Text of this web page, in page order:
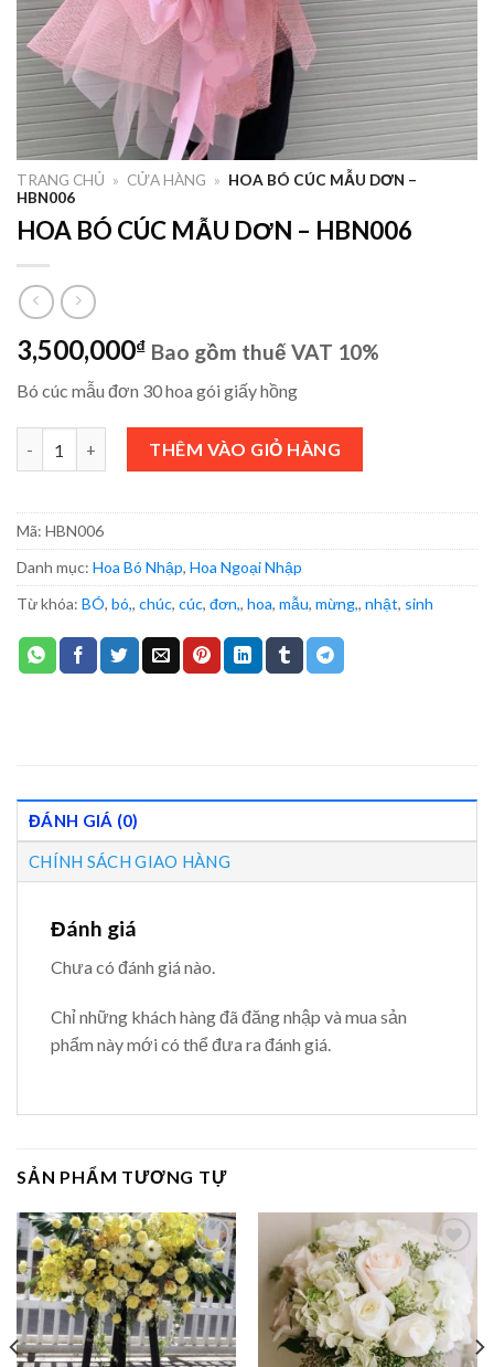
TRANG CHỦ » CỬA HÀNG » HOA BÓ CÚC MẪU DƠN –
HBN006
HOA BÓ CÚC MẪU DƠN – HBN006
3,500,000₫ Bao gồm thuế VAT 10%
Bó cúc mẫu đơn 30 hoa gói giấy hồng
HOA BÓ CÚC MẪU DƠN - HBN006 số lượng
THÊM VÀO GIỎ HÀNG
Mã: HBN006
Danh mục: Hoa Bó Nhập, Hoa Ngoại Nhập
Từ khóa: BÓ, bó,, chúc, cúc, đơn,, hoa, mẫu, mừng,, nhật, sinh
ĐÁNH GIÁ (0)
CHÍNH SÁCH GIAO HÀNG
Đánh giá
Chưa có đánh giá nào.
Chỉ những khách hàng đã đăng nhập và mua sản
phẩm này mới có thể đưa ra đánh giá.
SẢN PHẨM TƯƠNG TỰ